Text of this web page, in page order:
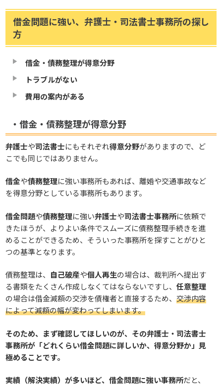
借金問題に強い、弁護士・司法書士事務所の探し
方
借金・債務整理が得意分野
トラブルがない
費用の案内がある
・借金・債務整理が得意分野
弁護士や司法書士にもそれぞれ得意分野がありますので、ど
こでも同じではありません。
借金や債務整理に強い事務所もあれば、離婚や交通事故など
を得意分野としている事務所もあります。
借金問題や債務整理に強い弁護士や司法書士事務所に依頼で
きたほうが、よりよい条件でスムーズに債務整理手続きを進
めることができるため、そういった事務所を探すことがひと
つの基準となります。
債務整理は、 自己破産や個人再生の場合は、裁判所へ提出す
る書類をたくさん作成しなくてはならないですし、任意整理
の場合は借金減額の交渉を債権者と直接するため、交渉内容
によって減額の幅が変わってしまいます。
そのため、まず確認してほしいのが、その弁護士・司法書士
事務所が「どれくらい借金問題に詳しいか、得意分野か」見
極めることです。
実績（解決実績）が多いほど、借金問題に強い事務所だと、